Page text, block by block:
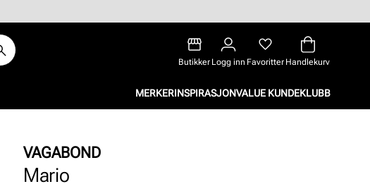
Butikker Logg inn Favoritter Handlekurv
MERKERINSPIRASJONVALUE KUNDEKLUBB
VAGABOND
Mario